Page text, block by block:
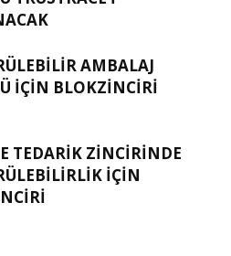
AMBALAJ
IÇIN BLOKZINCIRI
TEDARIK ZINCIRINDE
IÇIN